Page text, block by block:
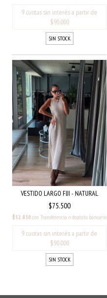
SIN STOCK
VESTIDO LARGO FIJI - NATURAL
$75.500
$52.850 con Transferencia o depósito bancario
SIN STOCK